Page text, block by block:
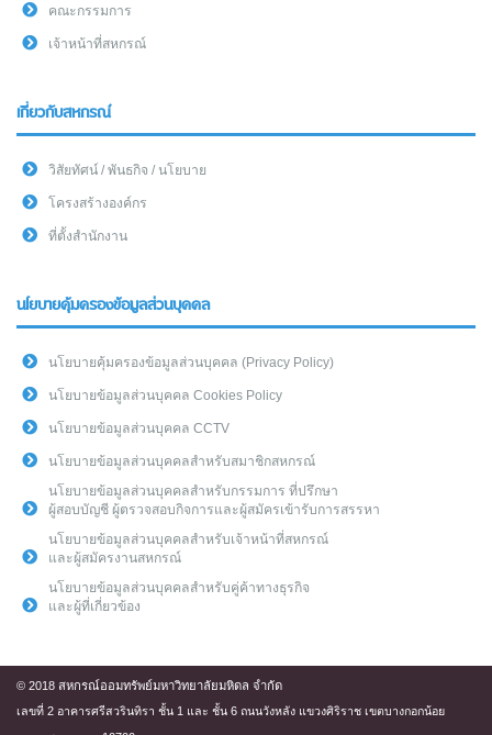
คณะกรรมการ
เจ้าหน้าที่สหกรณ์
เกี่ยวกับสหกรณ์
วิสัยทัศน์ / พันธกิจ / นโยบาย
โครงสร้างองค์กร
ที่ตั้งสำนักงาน
นโยบายคุ้มครองข้อมูลส่วนบุคคล
นโยบายคุ้มครองข้อมูลส่วนบุคคล (Privacy Policy)
นโยบายข้อมูลส่วนบุคคล Cookies Policy
นโยบายข้อมูลส่วนบุคคล CCTV
นโยบายข้อมูลส่วนบุคคลสำหรับสมาชิกสหกรณ์
นโยบายข้อมูลส่วนบุคคลสำหรับกรรมการ ที่ปรึกษา
ผู้สอบบัญชี ผู้ตรวจสอบกิจการและผู้สมัครเข้ารับการสรรหา
นโยบายข้อมูลส่วนบุคคลสำหรับเจ้าหน้าที่สหกรณ์
และผู้สมัครงานสหกรณ์
นโยบายข้อมูลส่วนบุคคลสำหรับคู่ค้าทางธุรกิจ
และผู้ที่เกี่ยวข้อง
© 2018 สหกรณ์ออมทรัพย์มหาวิทยาลัยมหิดล จำกัด
เลขที่ 2 อาคารศรีสวรินทิรา ชั้น 1 และ ชั้น 6 ถนนวังหลัง แขวงศิริราช เขตบางกอกน้อย